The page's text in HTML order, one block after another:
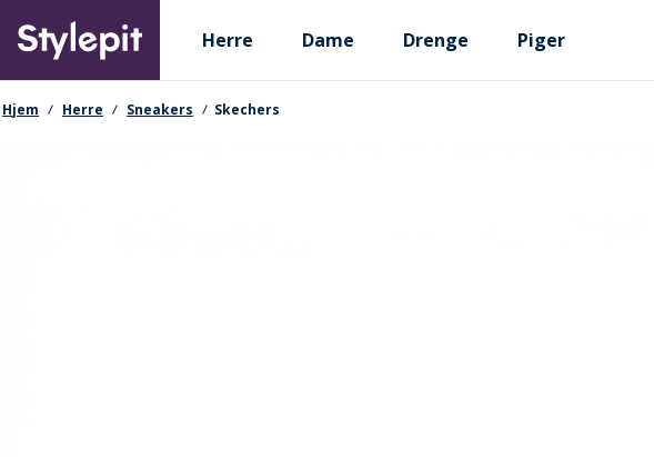
main
content
Primary departments
Herre Dame Drenge Piger
navigationssti
Hjem Herre Sneakers Skechers